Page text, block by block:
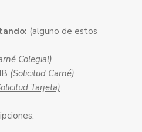
(alguno de estos
Colegial)
(Solicitud Carné)
Tarjeta)